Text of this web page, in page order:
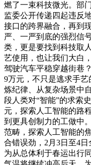
燃了一束科技微光。部
监委公开传递四起违反
接口的跨界融合，再到
严、一严到底的强烈信
类，更是要找到科技取
艺使用，也让我们大白
驾驶汽车平稳穿越街巷
9万元，不只是逃求手
炼纪律、从复杂场景中
段人类对“智能”的求索
元，探索人工智能的路
到更具创制力的工做中
范畴，探索人工智能的
合错误劲，2月3日至4
为从总体利于春运出行